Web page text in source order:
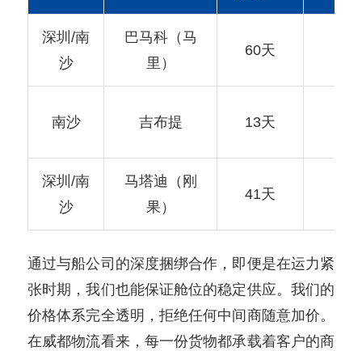
深圳/南
沙
巴马科（马
里）
60天
南沙 吉布提 13天
深圳/南
沙
马塔迪（刚
果）
41天
通过与船公司的深度捆绑合作，即便是在运力紧
张时期，我们也能保证舱位的稳定供应。我们的
价格体系完全透明，拒绝任何中间商随意加价。
在威都物流看来，每一份货物都承载着客户的商